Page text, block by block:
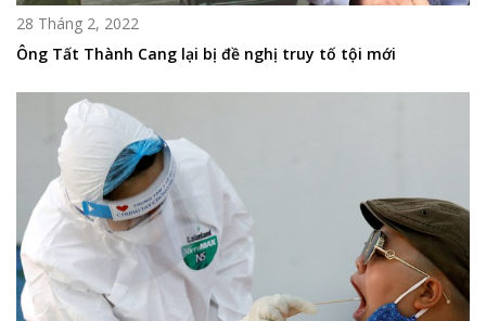
28 Tháng 2, 2022
Ông Tất Thành Cang lại bị đề nghị truy tố tội mới